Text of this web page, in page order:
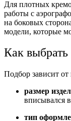
Для плотных
работы с
на боковых
модели, которые
Как
Подбор зависит от
размер
вписывался
тип